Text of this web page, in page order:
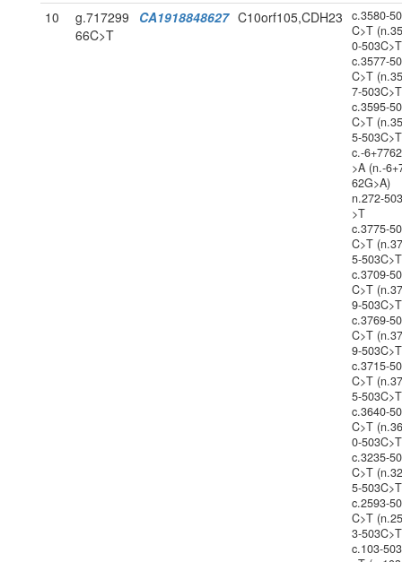
10
g.717299
66C>T
CA1918848627 C10orf105,CDH23
c.3580-
C>T
0-
c.3577-
C>T
7-
c.3595-
C>T
5-
c.-
>A (n.-
62G>A)
n.272-
>T
c.3775-
C>T
5-
c.3709-
C>T
9-
c.3769-
C>T
9-
c.3715-
C>T
5-
c.3640-
C>T
0-
c.3235-
C>T
5-
c.2593-
C>T
3-
c.103-